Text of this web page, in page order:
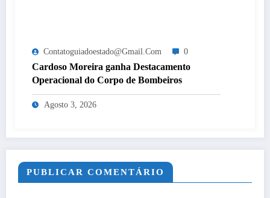
Contatoguiadoestado@gmail.com 0
Cardoso Moreira ganha Destacamento
Operacional do Corpo de Bombeiros
Agosto 3, 2026
PUBLICAR COMENTÁRIO